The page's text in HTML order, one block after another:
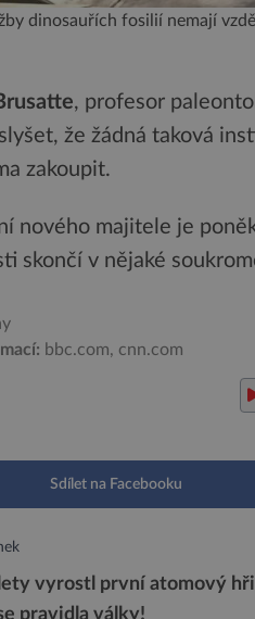
dinosauřích fosilií nemají
, profesor
že žádná taková
zakoupit.
nového majitele je
skončí v nějaké
bbc.com, cnn.com
Sdílet na Facebooku
vyrostl první atomový
pravidla války!